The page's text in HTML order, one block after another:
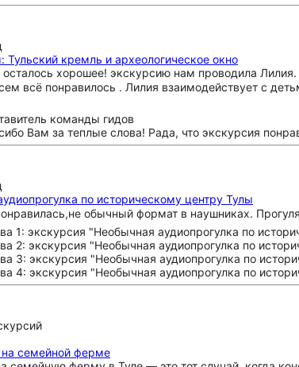
Тульский кремль и археологическое окно
осталось хорошее! экскурсию нам проводила
всё понравилось . Лилия взаимодействует с
команды гидов
Вам за теплые слова! Рада, что экскурсия
по историческому центру Тулы
обычный формат в наушниках.
на семейной ферме